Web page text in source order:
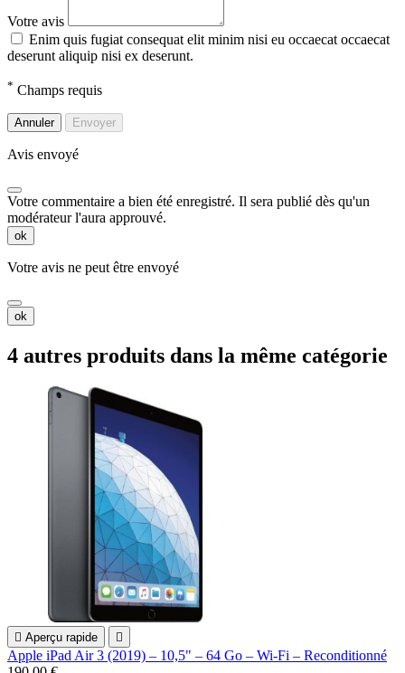
Votre avis
Enim quis fugiat consequat elit minim nisi eu occaecat occaecat
deserunt aliquip nisi ex deserunt.
* Champs requis
Annuler Envoyer
Avis envoyé
Votre commentaire a bien été enregistré. Il sera publié dès qu'un
modérateur l'aura approuvé.
ok
Votre avis ne peut être envoyé
ok
4 autres produits dans la même catégorie
 Aperçu rapide 
Apple iPad Air 3 (2019) – 10,5" – 64 Go – Wi‑Fi – Reconditionné